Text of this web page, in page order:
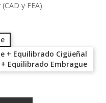
y FEA)
+ Equilibrado Cigüeñal
+ Equilibrado Embrague